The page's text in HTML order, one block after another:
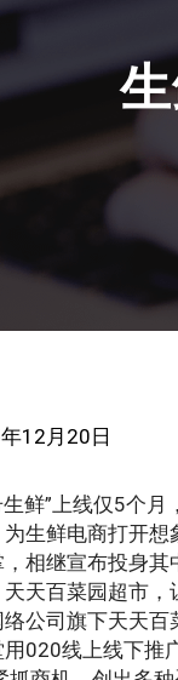
12月20日
鲜”上线仅5个
生鲜电商打开
相继宣布投身
天百菜园超市
公司旗下天天
020线上线下推